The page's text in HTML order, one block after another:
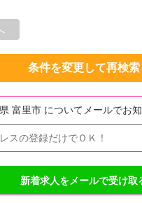
条件を変更して再検索
富里市 についてメールでお知
新着求人をメールで受け取